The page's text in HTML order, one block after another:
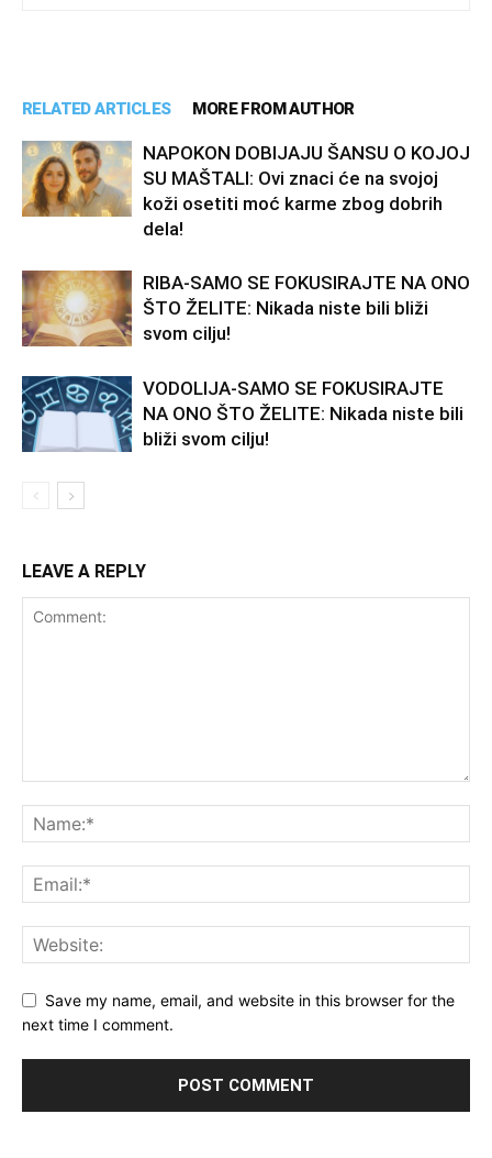
RELATED ARTICLES MORE FROM AUTHOR
NAPOKON DOBIJAJU ŠANSU O KOJOJ
SU MAŠTALI: Ovi znaci će na svojoj
koži osetiti moć karme zbog dobrih
dela!
RIBA-SAMO SE FOKUSIRAJTE NA ONO
ŠTO ŽELITE: Nikada niste bili bliži
svom cilju!
VODOLIJA-SAMO SE FOKUSIRAJTE
NA ONO ŠTO ŽELITE: Nikada niste bili
bliži svom cilju!
LEAVE A REPLY
Save my name, email, and website in this browser for the
next time I comment.